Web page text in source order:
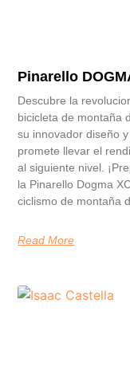
Pinarello
Descubre la
bicicleta de montaña
su innovador diseño
promete llevar el
al siguiente nivel.
la Pinarello Dogma
ciclismo de montaña
Read More